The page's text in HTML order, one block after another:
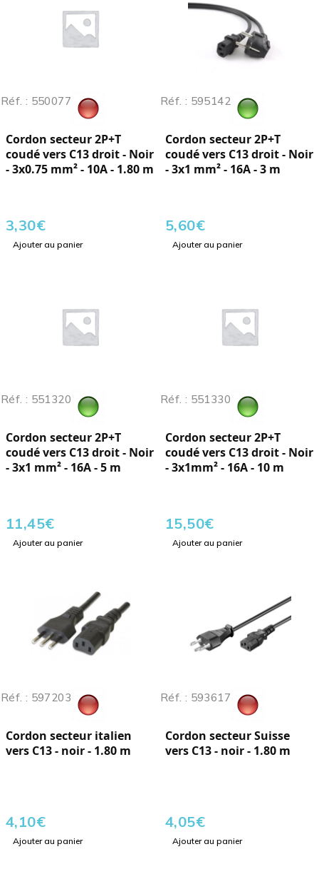
Réf. : 550077
Cordon secteur 2P+T
coudé vers C13 droit - Noir
- 3x0.75 mm² - 10A - 1.80 m
3,30€
Ajouter au panier
Réf. : 595142
Cordon secteur 2P+T
coudé vers C13 droit - Noir
- 3x1 mm² - 16A - 3 m
5,60€
Ajouter au panier
Réf. : 551320
Cordon secteur 2P+T
coudé vers C13 droit - Noir
- 3x1 mm² - 16A - 5 m
11,45€
Ajouter au panier
Réf. : 551330
Cordon secteur 2P+T
coudé vers C13 droit - Noir
- 3x1mm² - 16A - 10 m
15,50€
Ajouter au panier
Réf. : 597203
Cordon secteur italien
vers C13 - noir - 1.80 m
4,10€
Ajouter au panier
Réf. : 593617
Cordon secteur Suisse
vers C13 - noir - 1.80 m
4,05€
Ajouter au panier